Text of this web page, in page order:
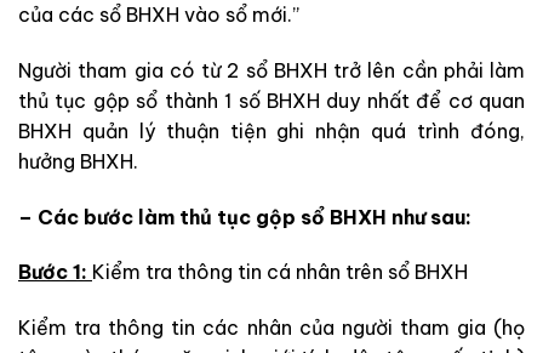
của các sổ BHXH vào sổ mới.”
Người tham gia có từ 2 sổ BHXH trở lên cần phải làm
thủ tục gộp sổ thành 1 số BHXH duy nhất để cơ quan
BHXH quản lý thuận tiện ghi nhận quá trình đóng,
hưởng BHXH.
– Các bước làm thủ tục gộp sổ BHXH như sau:
Bước 1: Kiểm tra thông tin cá nhân trên sổ BHXH
Kiểm tra thông tin các nhân của người tham gia (họ